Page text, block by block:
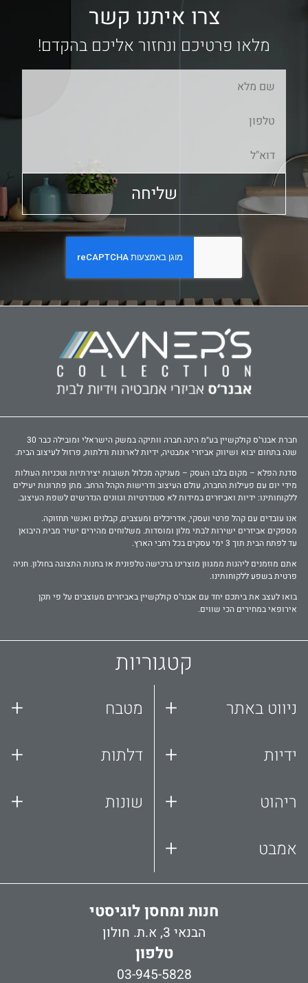
צרו איתנו קשר
מלאו פרטיכם ונחזור אליכם בהקדם!
שליחה
חברת אבנר‘ס קולקשיין בע״מ הינה חברה וותיקה במשק הישראלי ומובילה כבר 30
שנה בתחום יבוא ושיווק אביזרי אמבטיה, ידיות לארונות ודלתות, פרזול לעיצוב הבית.
סדנת הפלא – מקום בלבו העסק – מעניקה מכלול תשובות יצירתיות וטכניות העולות
מידי יום עם פעילות החברה, עולם העיצוב ודרישות הקהל הרחב. מתן פתרונות יעילים
ללקוחותינו: ידיות ואביזרים במידות לא סטנדרטיות וגוונים הנדרשים לשפת העיצוב.
אנו עובדים עם קהל פרטי ועסקי, אדריכלים ומעצבים, קבלנים ואנשי תחזוקה.
מספקים אביזרים ישירות לבתי מלון ומוסדות. משלוחים מהירים ישיר מבית היבואן
עד לפתח הבית תוך 3 ימי עסקים בכל רחבי הארץ.
אתם מוזמנים ליהנות ממגוון מוצרינו ברכישה טלפונית או בחנות התצוגה בחולון. חניה
פרטית בשפע ללקוחותינו.
בואו לעצב את ביתכם יחד עם אבנר‘ס קולקשיין באביזרים מעוצבים על פי תקן
אירופאי במחירים הכי שווים.
קטגוריות
ניווט באתר +
ידיות +
ריהוט +
אמבט +
מטבח +
דלתות +
שונות +
חנות ומחסן לוגיסטי
הבנאי 3, א.ת. חולון
טלפון
03-945-5828